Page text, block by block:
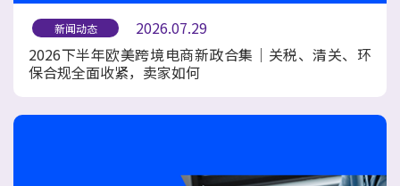
新闻动态
2026.07.29
2026下半年欧美跨境电商新政合集｜关税、清关、环
保合规全面收紧，卖家如何